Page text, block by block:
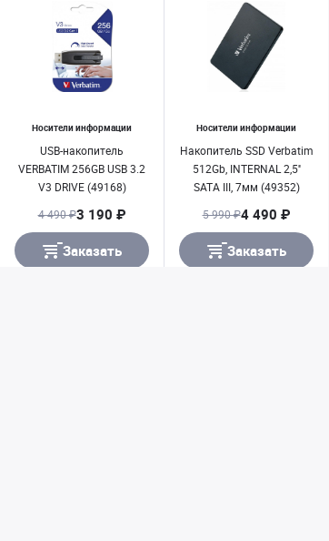
Носители информации
USB-накопитель
VERBATIM 256GB USB 3.2
V3 DRIVE (49168)
4 490 ₽3 190 ₽
Заказать
Носители информации
Накопитель SSD Verbatim
512Gb, INTERNAL 2,5''
SATA III, 7мм (49352)
5 990 ₽4 490 ₽
Заказать